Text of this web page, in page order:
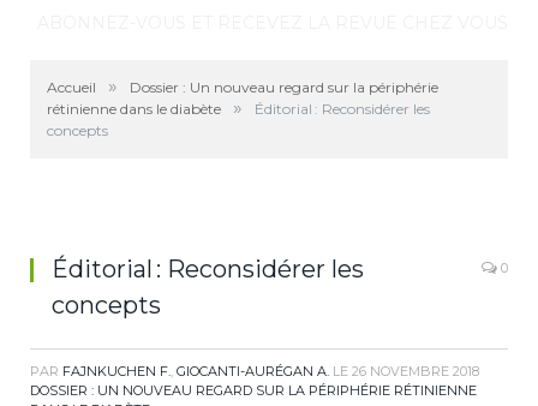
Accueil »
Dossier : Un nouveau regard sur la périphérie
rétinienne dans le diabète
»
Éditorial : Reconsidérer les
concepts
Éditorial : Reconsidérer les
concepts
0
PAR FAJNKUCHEN F., GIOCANTI-AURÉGAN A. LE 26 NOVEMBRE 2018
DOSSIER : UN NOUVEAU REGARD SUR LA PÉRIPHÉRIE RÉTINIENNE